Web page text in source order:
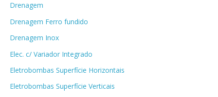
Drenagem
Drenagem Ferro fundido
Drenagem Inox
Elec. c/ Variador Integrado
Eletrobombas Superfície Horizontais
Eletrobombas Superfície Verticais